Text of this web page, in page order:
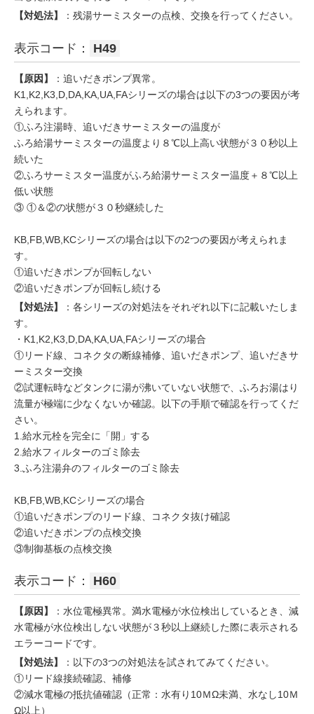
【対処法】
：残湯サーミスターの点検、交換を行ってください。
表示コード： H49
【原因】
：追いだきポンプ異常。
K1,K2,K3,D,DA,KA,UA,FAシリーズの場合は以下の3つの要因が考
えられます。
①ふろ注湯時、追いだきサーミスターの温度が
ふろ給湯サーミスターの温度より８℃以上高い状態が３０秒以上
続いた
②ふろサーミスター温度がふろ給湯サーミスター温度＋８℃以上
低い状態
③ ①＆②の状態が３０秒継続した
KB,FB,WB,KCシリーズの場合は以下の2つの要因が考えられま
す。
①追いだきポンプが回転しない
②追いだきポンプが回転し続ける
【対処法】
：各シリーズの対処法をそれぞれ以下に記載いたしま
す。
・K1,K2,K3,D,DA,KA,UA,FAシリーズの場合
①リード線、コネクタの断線補修、追いだきポンプ、追いだきサ
ーミスター交換
②試運転時などタンクに湯が沸いていない状態で、ふろお湯はり
流量が極端に少なくないか確認。以下の手順で確認を行ってくだ
さい。
1.給水元栓を完全に「開」する
2.給水フィルターのゴミ除去
3.ふろ注湯弁のフィルターのゴミ除去
KB,FB,WB,KCシリーズの場合
①追いだきポンプのリード線、コネクタ抜け確認
②追いだきポンプの点検交換
③制御基板の点検交換
表示コード： H60
【原因】
：水位電極異常。満水電極が水位検出しているとき、減
水電極が水位検出しない状態が３秒以上継続した際に表示される
エラーコードです。
【対処法】
：以下の3つの対処法を試されてみてください。
①リード線接続確認、補修
②減水電極の抵抗値確認（正常：水有り10ＭΩ未満、水なし10Ｍ
Ω以上）